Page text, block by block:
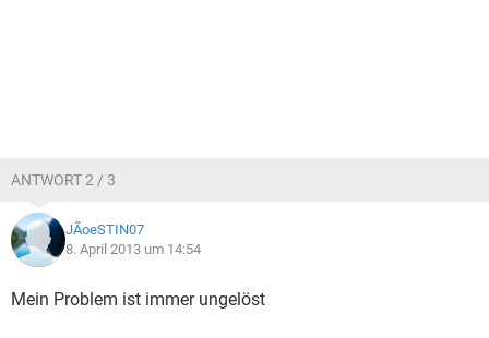
ANTWORT 2 / 3
JÃoeSTIN07
8. April 2013 um 14:54
Mein Problem ist immer ungelöst